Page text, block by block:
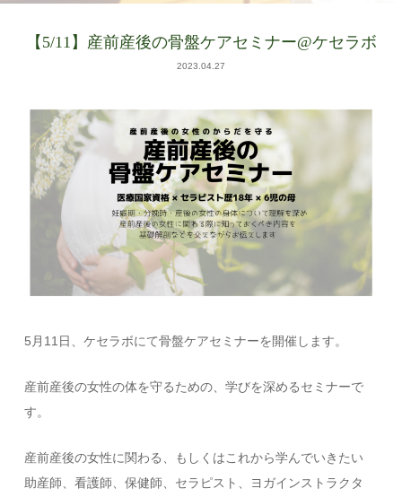
【5/11】産前産後の骨盤ケアセミナー@ケセラボ
2023.04.27
5月11日、ケセラボにて骨盤ケアセミナーを開催します。
産前産後の女性の体を守るための、学びを深めるセミナーで
す。
産前産後の女性に関わる、もしくはこれから学んでいきたい
助産師、看護師、保健師、セラピスト、ヨガインストラクタ